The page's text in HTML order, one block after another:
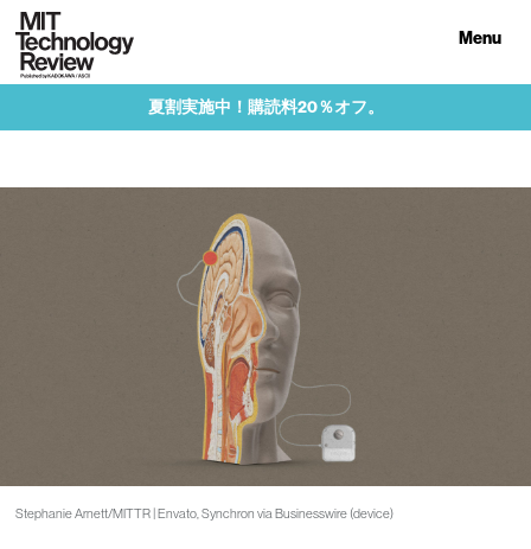
Menu
夏割実施中！購読料20％オフ。
Stephanie Arnett/MITTR | Envato, Synchron via Businesswire (device)